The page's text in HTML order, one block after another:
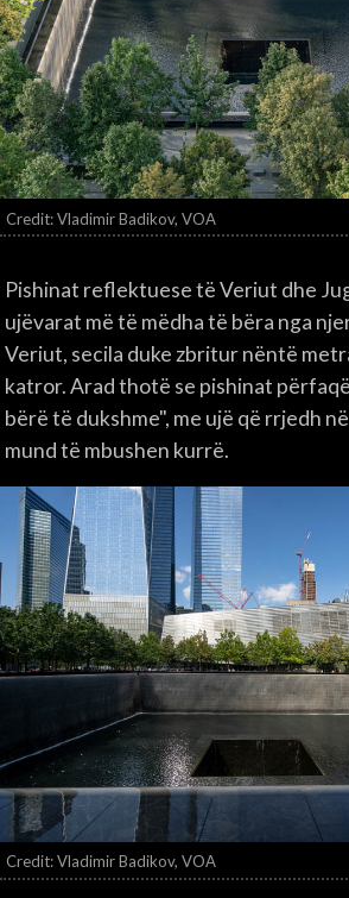
Credit: Vladimir Badikov, VOA
Pishinat reflektuese të Veriut dhe
ujëvarat më të mëdha të bëra nga
Veriut, secila duke zbritur nëntë
katror. Arad thotë se pishinat
bërë të dukshme", me ujë që rrjedh
mund të mbushen kurrë.
Credit: Vladimir Badikov, VOA